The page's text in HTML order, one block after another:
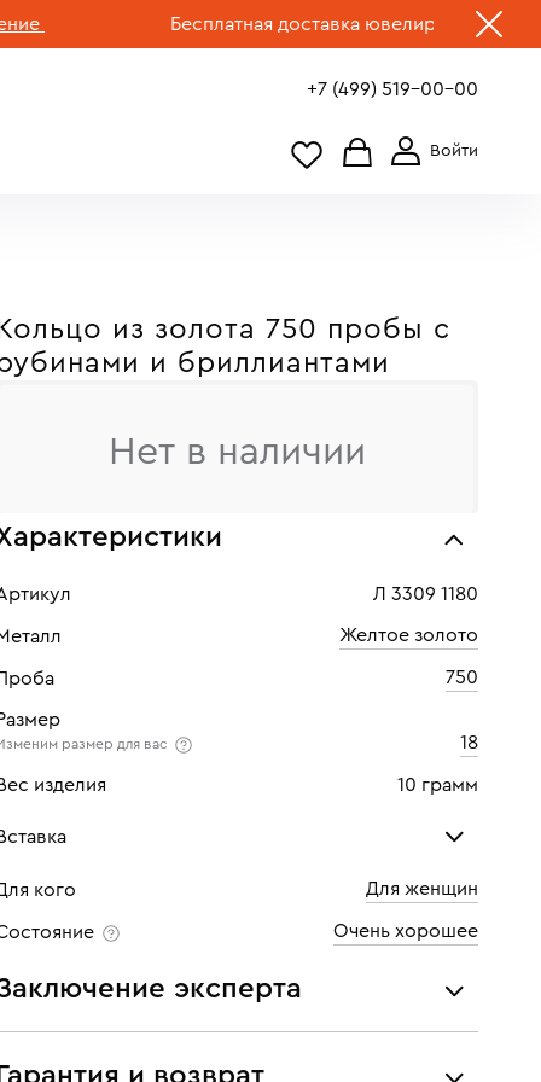
Бесплатная доставка ювелирных изделий по
+7 (499) 519-00-00
Кольцо из золота 750 пробы c
и бриллиантами
Нет в наличии
Л 3309 1180
Желтое золото
750
размер для вас 18
изделия 10 грамм
Рубин
Количество 21 шт
Каратность 3,78
кого Для женщин
Очень хорошее
эксперта
украшения проходят экспертизу подлинности и
характеристикам ювелирных изделий,
Гарантия и возврат